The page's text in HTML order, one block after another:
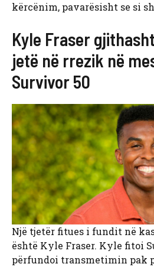
kërcënim, pavarësisht se si
Kyle Fraser
jetë në rrezik në
Survivor 50
Një tjetër fitues i fundit në
është Kyle Fraser. Kyle fitoi
përfundoi transmetimin pak